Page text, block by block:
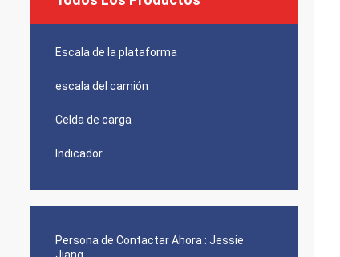
Escala de la plataforma
escala del camión
Celda de carga
Indicador
Persona de Contactar Ahora : Jessie